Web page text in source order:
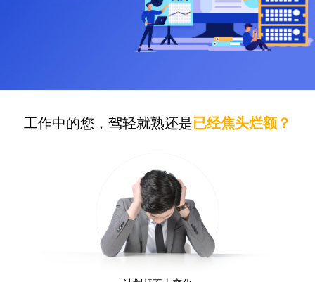
工作中的您，驾轻就熟还是已经焦头烂额？